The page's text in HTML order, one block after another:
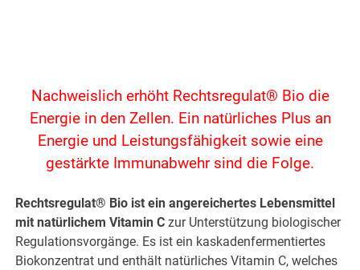
Nachweislich erhöht Rechtsregulat® Bio die
Energie in den Zellen. Ein natürliches Plus an
Energie und Leistungsfähigkeit sowie eine
gestärkte Immunabwehr sind die Folge.
Rechtsregulat® Bio ist ein angereichertes Lebensmittel
mit natürlichem Vitamin C zur Unterstützung biologischer
Regulationsvorgänge. Es ist ein kaskadenfermentiertes
Biokonzentrat und enthält natürliches Vitamin C, welches